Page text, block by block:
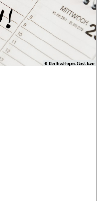
© Elke Brochhagen, Stadt Essen